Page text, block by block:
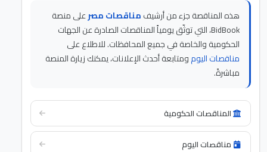
هذه المناقصة جزء من أرشيفمناقصات مصرعلى منصة
BidBook، التي توثّق يومياً المناقصات الصادرة عن الجهات
الحكومية والخاصة في جميع المحافظات. للاطلاع على
مناقصات اليومومتابعة أحدث الإعلانات، يمكنك زيارة المنصة
مباشرةً.
المناقصات الحكومية
مناقصات اليوم